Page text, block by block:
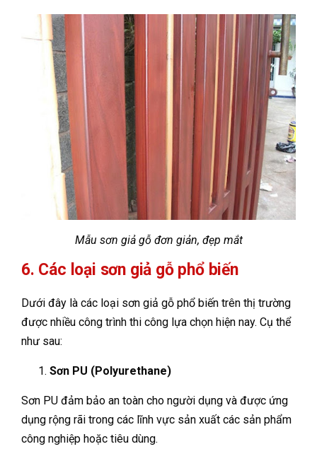
Mẫu sơn giả gỗ đơn giản, đẹp mắt
6. Các loại sơn giả gỗ phổ biến
Dưới đây là các loại sơn giả gỗ phổ biến trên thị trường
được nhiều công trình thi công lựa chọn hiện nay. Cụ thể
như sau:
Sơn PU (Polyurethane)
Sơn PU đảm bảo an toàn cho người dụng và được ứng
dụng rộng rãi trong các lĩnh vực sản xuất các sản phẩm
công nghiệp hoặc tiêu dùng.